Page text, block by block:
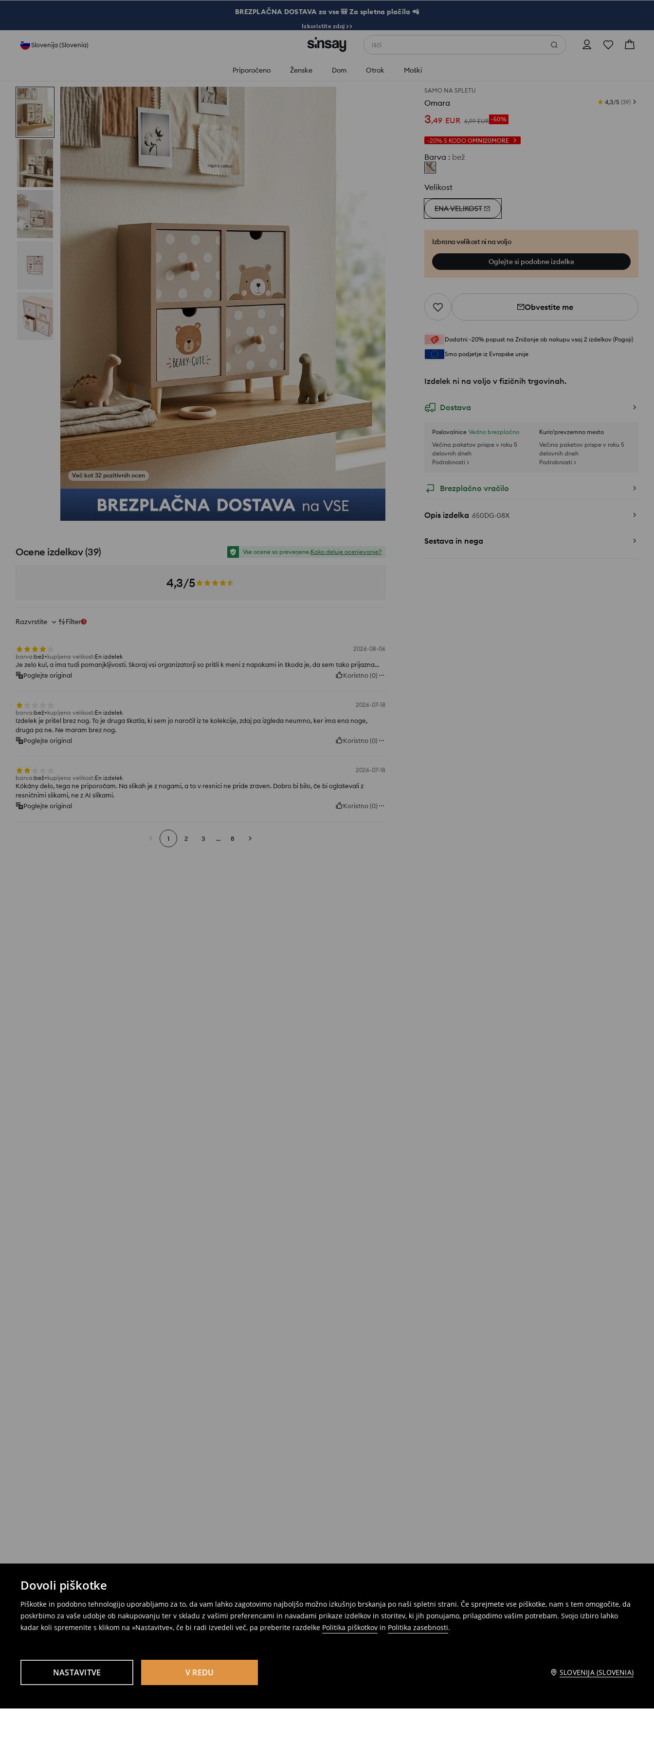
Dovoli piškotke
Piškotke in podobno tehnologijo uporabljamo za to, da vam lahko zagotovimo najboljšo možno izkušnjo brskanja po naši spletni strani. Če sprejmete vse piškotke, nam s tem omogočite, da
poskrbimo za vaše udobje ob nakupovanju ter v skladu z vašimi preferencami in navadami prikaze izdelkov in storitev, ki jih ponujamo, prilagodimo vašim potrebam. Svojo izbiro lahko
kadar koli spremenite s klikom na »Nastavitve«, če bi radi izvedeli več, pa preberite razdelke Politika piškotkov in Politika zasebnosti.
NASTAVITVE V REDU SLOVENIJA (SLOVENIA)
BREZPLAČNA DOSTAVA za vse 🎒 Za spletna plačila 📲
Izkoristite zdaj >>
Slovenija (Slovenia) Išči
Priporočeno Ženske Dom Otrok Moški
SAMO NA SPLETU
Omara 4,3/5 (39)
3,49 EUR 6,99 EUR -50%
-20% S KODO OMNI20MORE
Barva : bež
Velikost
ENA VELIKOST
Izbrana velikost ni na voljo
Oglejte si podobne izdelke
Obvestite me
Dodatni -20% popust na Znižanje ob nakupu vsaj 2 izdelkov (Pogoji)
Smo podjetje iz Evropske unije
Izdelek ni na voljo v fizičnih trgovinah.
Dostava
Poslovalnice Vedno brezplačno
Večina paketov prispe v roku 5
delovnih dneh
Podrobnosti >
Kurir/prevzemno mesto
Večina paketov prispe v roku 5
delovnih dneh
Podrobnosti >
Brezplačno vračilo
Opis izdelka 650DG-08X
Sestava in nega
Več kot 32 pozitivnih ocen
Poglej fotografije iz ocen
Ocene izdelkov(39) Vse ocene so preverjene.Kako deluje ocenjevanje?
4,3/5
Razvrstite Filter 1
2026-08-06
barva:bež kupljena velikost:En izdelek
Je zelo kul, a ima tudi pomanjkljivosti. Skoraj vsi organizatorji so prišli k meni z napakami in škoda je, da sem tako prijazna...
Poglejte original
Koristno(0)
2026-07-18
barva:bež kupljena velikost:En izdelek
Izdelek je prišel brez nog. To je druga škatla, ki sem jo naročil iz te kolekcije, zdaj pa izgleda neumno, ker ima ena noge,
druga pa ne. Ne maram brez nog.
Poglejte original
Koristno(0)
2026-07-18
barva:bež kupljena velikost:En izdelek
Kókány delo, tega ne priporočam. Na slikah je z nogami, a to v resnici ne pride zraven. Dobro bi bilo, če bi oglaševali z
resničnimi slikami, ne z AI slikami.
Poglejte original
Koristno(0)
1 2 3 ... 8